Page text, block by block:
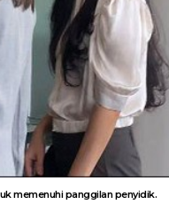
memenuhi panggilan penyidik.